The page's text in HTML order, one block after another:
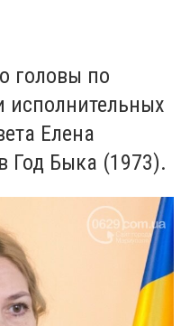
головы по
исполнительных
Елена
Год Быка (1973).